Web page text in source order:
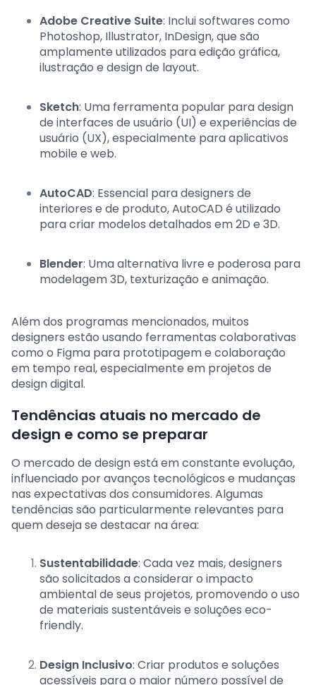
Adobe Creative Suite: Inclui softwares como
Photoshop, Illustrator, InDesign, que são
amplamente utilizados para edição gráfica,
ilustração e design de layout.
Sketch: Uma ferramenta popular para design
de interfaces de usuário (UI) e experiências de
usuário (UX), especialmente para aplicativos
mobile e web.
AutoCAD: Essencial para designers de
interiores e de produto, AutoCAD é utilizado
para criar modelos detalhados em 2D e 3D.
Blender: Uma alternativa livre e poderosa para
modelagem 3D, texturização e animação.
Além dos programas mencionados, muitos
designers estão usando ferramentas colaborativas
como o Figma para prototipagem e colaboração
em tempo real, especialmente em projetos de
design digital.
Tendências atuais no mercado de
design e como se preparar
O mercado de design está em constante evolução,
influenciado por avanços tecnológicos e mudanças
nas expectativas dos consumidores. Algumas
tendências são particularmente relevantes para
quem deseja se destacar na área:
Sustentabilidade: Cada vez mais, designers
são solicitados a considerar o impacto
ambiental de seus projetos, promovendo o uso
de materiais sustentáveis e soluções eco-
friendly.
Design Inclusivo: Criar produtos e soluções
acessíveis para o maior número possível de